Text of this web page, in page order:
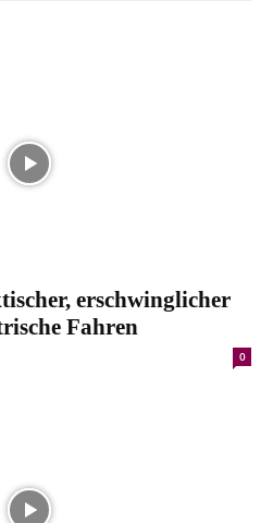
erschwinglicher
Fahren
0